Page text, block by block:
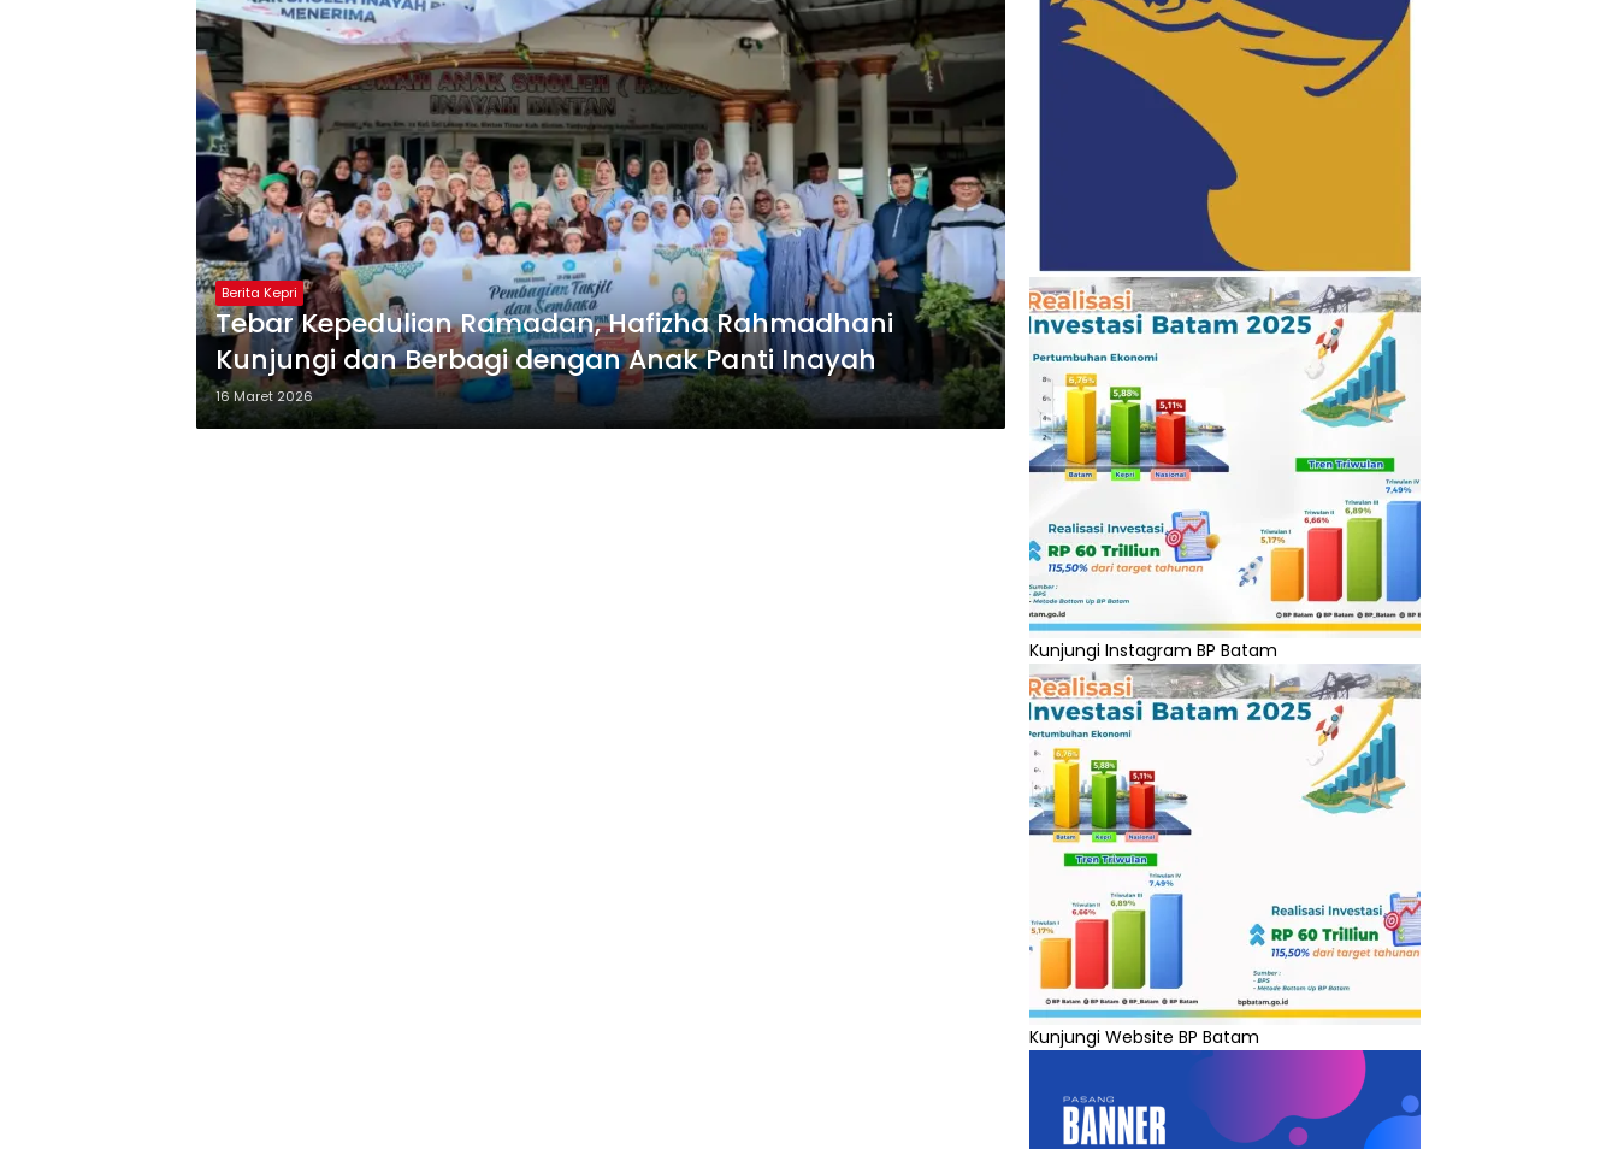
Berita Kepri
Tebar Kepedulian Ramadan, Hafizha Rahmadhani
Kunjungi dan Berbagi dengan Anak Panti Inayah
16 Maret 2026
Kunjungi Instagram BP Batam
Kunjungi Website BP Batam